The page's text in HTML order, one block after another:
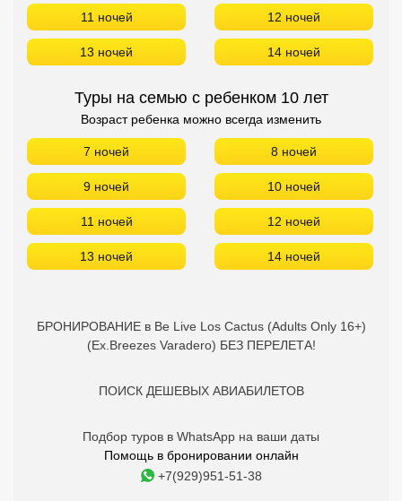
11 ночей 12 ночей
13 ночей 14 ночей
Туры на семью с ребенком 10 лет
Возраст ребенка можно всегда изменить
7 ночей 8 ночей
9 ночей 10 ночей
11 ночей 12 ночей
13 ночей 14 ночей
БРОНИРОВАНИЕ в Be Live Los Cactus (Adults Only 16+)
(Ex.Breezes Varadero) БЕЗ ПЕРЕЛЕТА!
ПОИСК ДЕШЕВЫХ АВИАБИЛЕТОВ
Подбор туров в WhatsApp на ваши даты
Помощь в бронировании онлайн
+7(929)951-51-38